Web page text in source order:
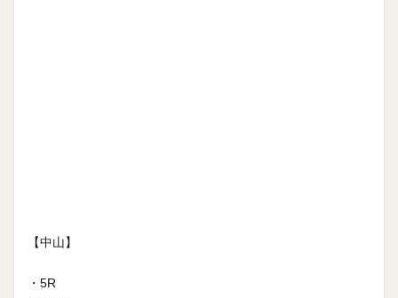
【中山】
・5R